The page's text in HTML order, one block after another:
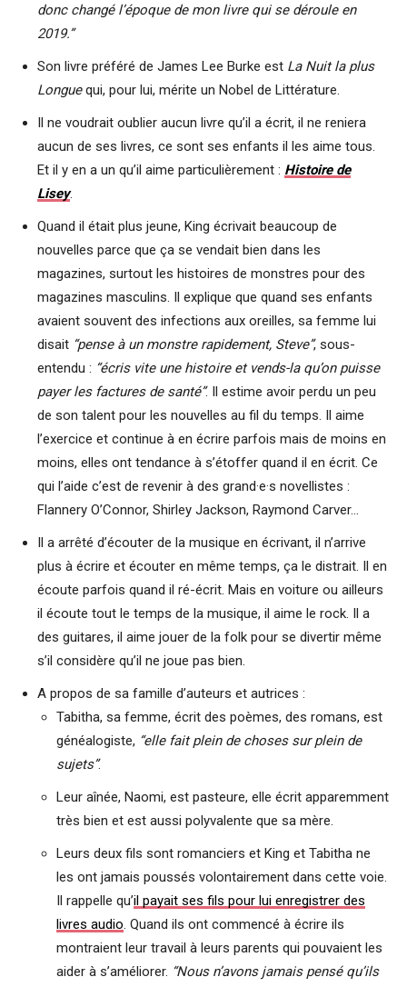
donc changé l’époque de mon livre qui se déroule en
2019.”
Son livre préféré de James Lee Burke est La Nuit la plus
Longuequi, pour lui, mérite un Nobel de Littérature.
Il ne voudrait oublier aucun livre qu’il a écrit, il ne reniera
aucun de ses livres, ce sont ses enfants il les aime tous.
Et il y en a un qu’il aime particulièrement : Histoire de
Lisey.
Quand il était plus jeune, King écrivait beaucoup de
nouvelles parce que ça se vendait bien dans les
magazines, surtout les histoires de monstres pour des
magazines masculins. Il explique que quand ses enfants
avaient souvent des infections aux oreilles, sa femme lui
disait “pense à un monstre rapidement, Steve”, sous-
entendu : “écris vite une histoire et vends-la qu’on puisse
payer les factures de santé”. Il estime avoir perdu un peu
de son talent pour les nouvelles au fil du temps. Il aime
l’exercice et continue à en écrire parfois mais de moins en
moins, elles ont tendance à s’étoffer quand il en écrit. Ce
qui l’aide c’est de revenir à des grand·e·s novellistes :
Flannery O’Connor, Shirley Jackson, Raymond Carver…
Il a arrêté d’écouter de la musique en écrivant, il n’arrive
plus à écrire et écouter en même temps, ça le distrait. Il en
écoute parfois quand il ré-écrit. Mais en voiture ou ailleurs
il écoute tout le temps de la musique, il aime le rock. Il a
des guitares, il aime jouer de la folk pour se divertir même
s’il considère qu’il ne joue pas bien.
A propos de sa famille d’auteurs et autrices :
Tabitha, sa femme, écrit des poèmes, des romans, est
généalogiste, “elle fait plein de choses sur plein de
sujets”.
Leur aînée, Naomi, est pasteure, elle écrit apparemment
très bien et est aussi polyvalente que sa mère.
Leurs deux fils sont romanciers et King et Tabitha ne
les ont jamais poussés volontairement dans cette voie.
Il rappelle qu’il payait ses fils pour lui enregistrer des
livres audio. Quand ils ont commencé à écrire ils
montraient leur travail à leurs parents qui pouvaient les
aider à s’améliorer. “Nous n’avons jamais pensé qu’ils